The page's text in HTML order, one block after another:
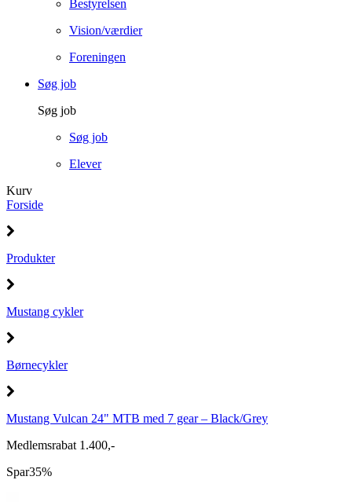
Bestyrelsen
Vision/værdier
Foreningen
Søg job
Søg job
Søg job
Elever
Kurv
Forside
Produkter
Mustang cykler
Børnecykler
Mustang Vulcan 24" MTB med 7 gear – Black/Grey
Medlemsrabat 1.400,-
Spar35%